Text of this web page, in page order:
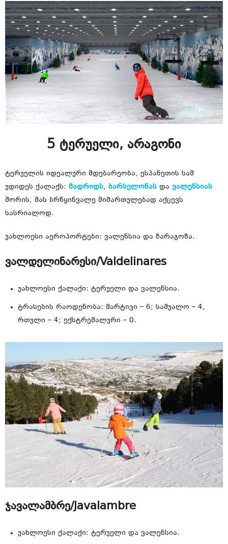
5 ტერუელი, არაგონი
ტერუელის იდეალური მდებარეობა, ესპანეთის სამ
უდიდეს ქალაქს: მადრიდს, ბარსელონას და ვალენსიას
შორის, მას ბრწყინვალე მიმართულებად აქცევს
სასრიალოდ.
უახლოესი აეროპორტები: ვალენსია და ზარაგოზა.
ვალდელინარესი/Valdelinares
უახლოესი ქალაქი: ტერუელი და ვალენსია.
ტრასების რაოდენობა: მარტივი – 6; საშუალო – 4,
რთული – 4; ექსტრემალური – 0.
ჯავალამბრე/Javalambre
უახლოესი ქალაქი: ტერუელი და ვალენსია.